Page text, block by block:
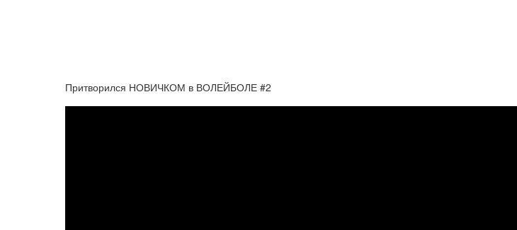
Притворился НОВИЧКОМ в ВОЛЕЙБОЛЕ #2